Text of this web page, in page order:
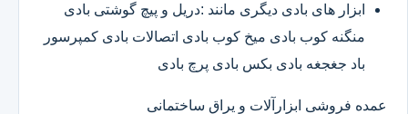
ابزار های بادی دیگری مانند :دریل و پیچ گوشتی بادی
منگنه کوب بادی میخ کوب بادی اتصالات بادی کمپرسور
باد جغجغه بادی بکس بادی پرچ بادی
عمده فروشی ابزارآلات و یراق ساختمانی